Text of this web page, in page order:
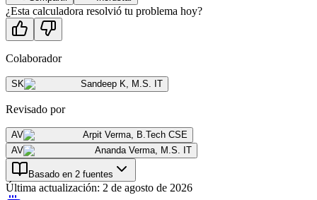
¿Esta calculadora resolvió tu problema hoy?
Colaborador
SK Sandeep K M.S. IT
Revisado por
AV Arpit Verma B.Tech CSE
AV
Ananda Verma M.S. IT
Basado en 2 fuentes
Última actualización: 2 de agosto de 2026